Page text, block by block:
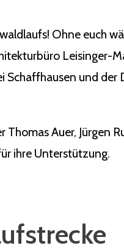
Ohne euch
Leisinger-
und der
Auer, Jürgen
ihre Unterstützung.